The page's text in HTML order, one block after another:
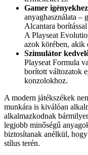
Gamer
anyaghasználata –
Alcantara
A Playseat
azok körében, akik
Szimulátor
Playseat Formula
borított változatok
konzolokhoz.
A modern játékszékek
munkára is kiválóan
alkalmazkodnak
legjobb minőségű
biztosítanak anélkül,
stílus terén.